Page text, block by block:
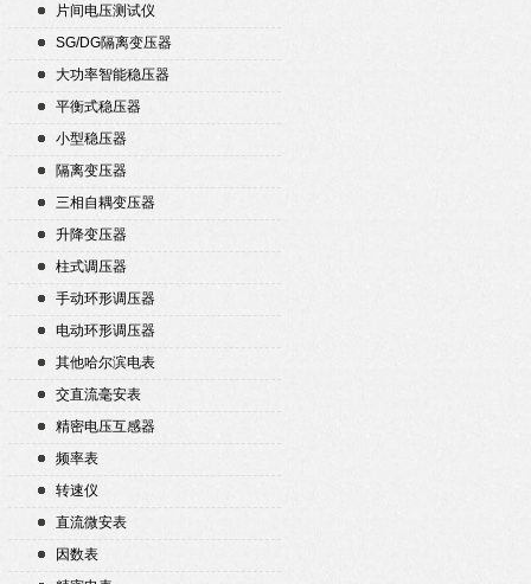
片间电压测试仪
SG/DG隔离变压器
大功率智能稳压器
平衡式稳压器
小型稳压器
隔离变压器
三相自耦变压器
升降变压器
柱式调压器
手动环形调压器
电动环形调压器
其他哈尔滨电表
交直流毫安表
精密电压互感器
频率表
转速仪
直流微安表
因数表